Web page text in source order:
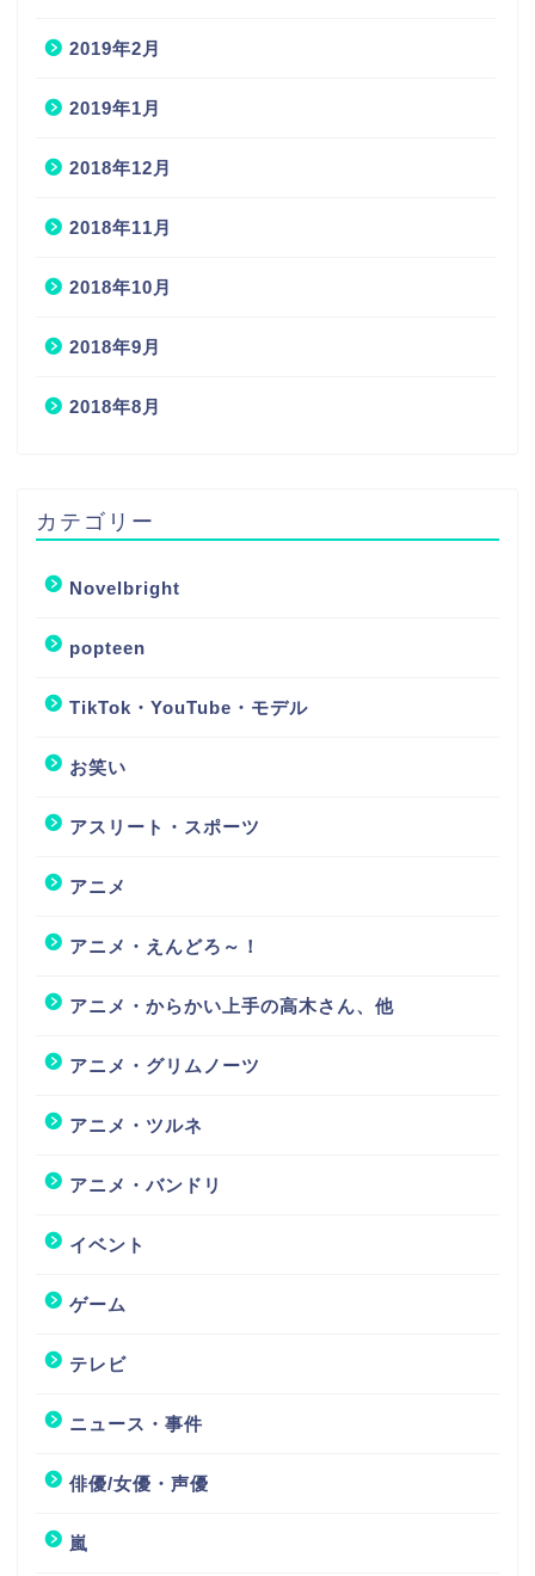
2019年2月
2019年1月
2018年12月
2018年11月
2018年10月
2018年9月
2018年8月
カテゴリー
Novelbright
popteen
TikTok・YouTube・モデル
お笑い
アスリート・スポーツ
アニメ
アニメ・えんどろ～！
アニメ・からかい上手の高木さん、他
アニメ・グリムノーツ
アニメ・ツルネ
アニメ・バンドリ
イベント
ゲーム
テレビ
ニュース・事件
俳優/女優・声優
嵐